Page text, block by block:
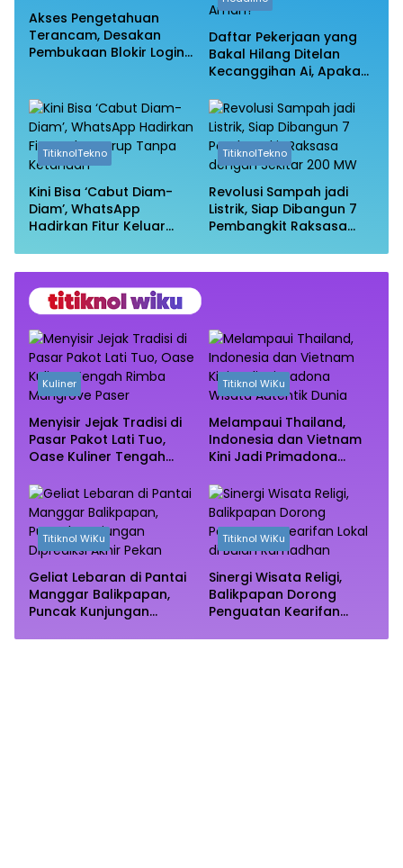
Akses Pengetahuan
Terancam, Desakan
Pembukaan Blokir Login
Daftar Pekerjaan yang
Bakal Hilang Ditelan
Kecanggihan Ai, Apakah
Aman?
TitiknolTekno
Kini Bisa ‘Cabut Diam-
Diam’, WhatsApp
Hadirkan Fitur Keluar
TitiknolTekno
Revolusi Sampah jadi
Listrik, Siap Dibangun 7
Pembangkit Raksasa
Kuliner
Menyisir Jejak Tradisi di
Pasar Pakot Lati Tuo,
Oase Kuliner Tengah
Titiknol WiKu
Melampaui Thailand,
Indonesia dan Vietnam
Kini Jadi Primadona
Titiknol WiKu
Geliat Lebaran di Pantai
Manggar Balikpapan,
Puncak Kunjungan
Titiknol WiKu
Sinergi Wisata Religi,
Balikpapan Dorong
Penguatan Kearifan